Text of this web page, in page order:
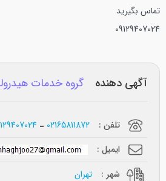
تماس بگیرید
09129407024
آگهی دهنده گروه خدمات
تلفن : 02165811872
ایمیل :
شهر :
تهران